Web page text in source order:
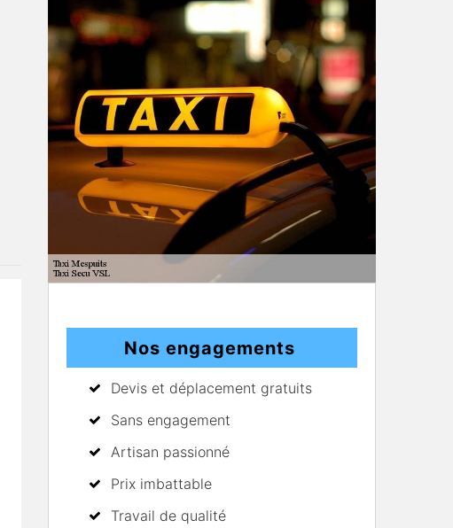
Nos engagements
Devis et déplacement gratuits
Sans engagement
Artisan passionné
Prix imbattable
Travail de qualité